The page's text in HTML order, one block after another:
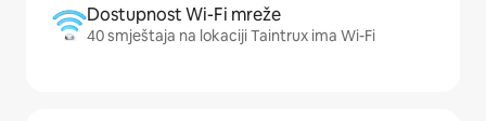
Dostupnost Wi-Fi mreže
40 smještaja na lokaciji Taintrux ima Wi-Fi